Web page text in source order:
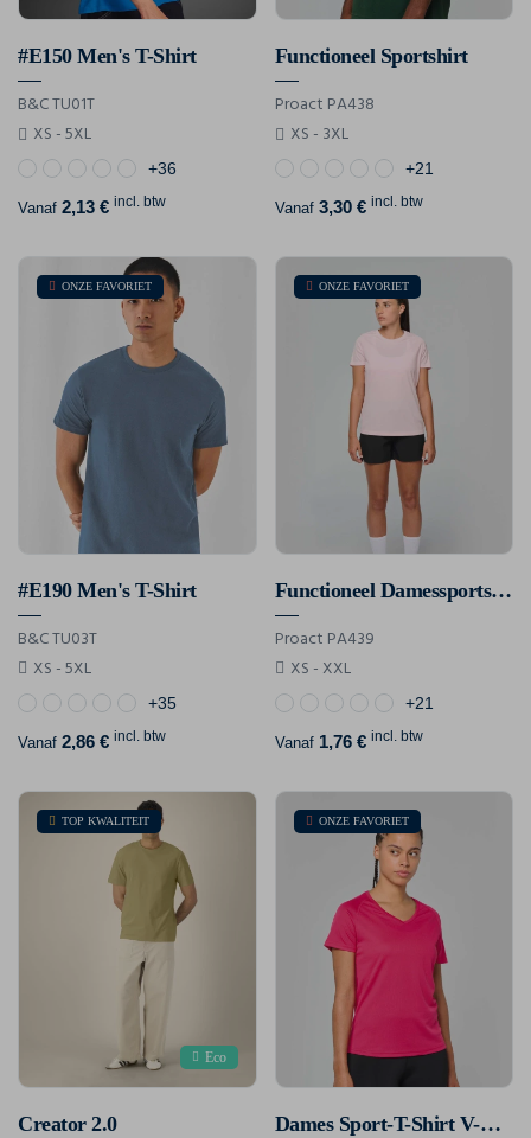
#E150 Men's T-Shirt
B&C TU01T
XS - 5XL
+36
Vanaf 2,13 € incl. btw
Functioneel Sportshirt
Proact PA438
XS - 3XL
+21
Vanaf 3,30 € incl. btw
ONZE FAVORIET
#E190 Men's T-Shirt
B&C TU03T
XS - 5XL
+35
Vanaf 2,86 € incl. btw
ONZE FAVORIET
Functioneel Damessportshirt
Proact PA439
XS - XXL
+21
Vanaf 1,76 € incl. btw
TOP KWALITEIT
Eco
Creator 2.0
ONZE FAVORIET
Dames Sport-T-Shirt V-Hals